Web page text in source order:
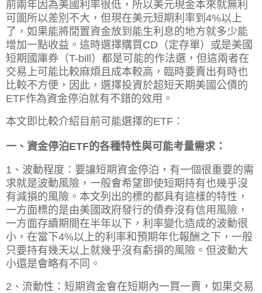
前兩年因為美國利率很低，所以美元現金本來就無利
可圖所以差別不大，但現在美元短期利率到4%以上
了，如果能將閒置資金放到能生利息的地方就多少能
增加一點收益。這時選擇購買CD（定存單）或是美國
短期國庫券（T-bill）都是可能的作法選，但這兩者在
交易上可能比較麻煩且成本較高，臨時要賣出有時也
比較不方便，因此，選擇投資於超短天期美國公債的
ETF作為資金停泊就有不錯的效用。
本文即比較介紹目前可能選擇的ETF：
一、資金停泊ETF的各種特性與可能考量需求：
1、波動程度：要讓短期資金停泊，有一個很重要的需
求就是波動風險，一般會希望即使短期持有也幾乎沒
有減損的風險。本文列出的標的都具有這樣的特性，
一方面標的是由美國政府發行的債券沒有信用風險，
一方面存續期間在半年以下，利率變化造成的波動很
小，在當下4%以上的利率和預期年化報酬之下，一般
只要持有幾天以上就幾乎沒有虧損的風險。但波動大
小還是會略有不同。
2、流動性：短期資金會在短期內一買一賣，如果交易